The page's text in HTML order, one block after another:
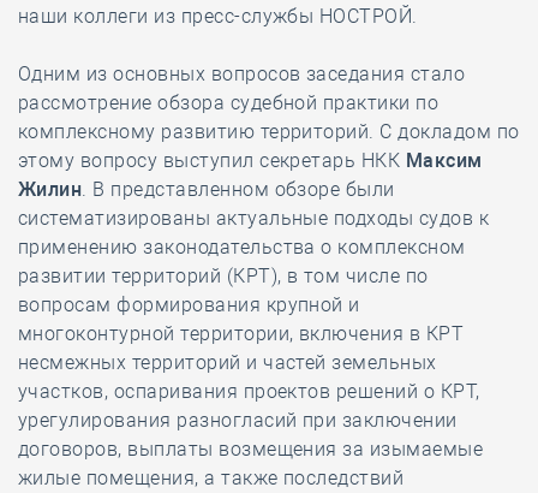
наши коллеги из пресс-службы НОСТРОЙ.
Одним из основных вопросов заседания стало
рассмотрение обзора судебной практики по
комплексному развитию территорий. С докладом по
этому вопросу выступил секретарь НКК Максим
Жилин . В представленном обзоре были
систематизированы актуальные подходы судов к
применению законодательства о комплексном
развитии территорий (КРТ), в том числе по
вопросам формирования крупной и
многоконтурной территории, включения в КРТ
несмежных территорий и частей земельных
участков, оспаривания проектов решений о КРТ,
урегулирования разногласий при заключении
договоров, выплаты возмещения за изымаемые
жилые помещения, а также последствий